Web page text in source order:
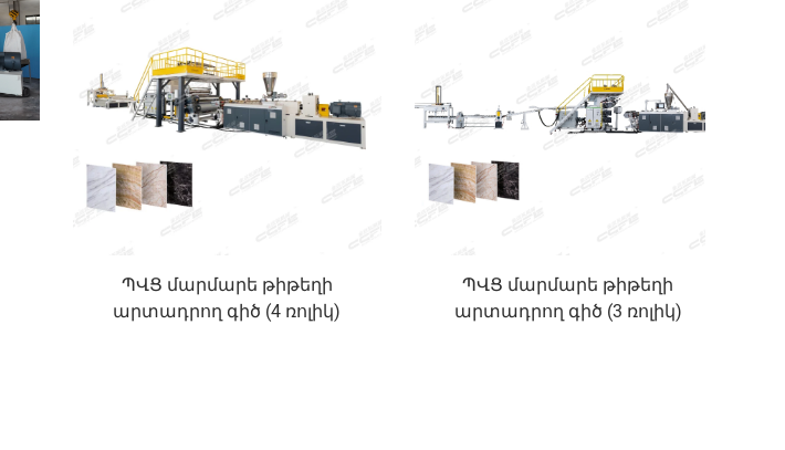
ՊՎՑ մարմարե թիթեղի
արտադրող գիծ (4 ռոլիկ)
ՊՎՑ մարմարե թիթեղի
արտադրող գիծ (3 ռոլիկ)